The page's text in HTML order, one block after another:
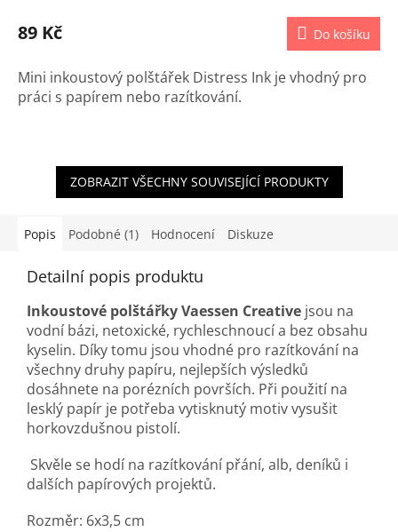
89 Kč Do košíku
Mini inkoustový polštářek Distress Ink je vhodný pro
práci s papírem nebo razítkování.
ZOBRAZIT VŠECHNY SOUVISEJÍCÍ PRODUKTY
Popis Podobné (1) Hodnocení Diskuze
Detailní popis produktu
Inkoustové polštářky Vaessen Creative jsou na
vodní bázi, netoxické, rychleschnoucí a bez obsahu
kyselin. Díky tomu jsou vhodné pro razítkování na
všechny druhy papíru, nejlepších výsledků
dosáhnete na porézních površích. Při použití na
lesklý papír je potřeba vytisknutý motiv vysušit
horkovzdušnou pistolí.
Skvěle se hodí na razítkování přání, alb, deníků i
dalších papírových projektů.
Rozměr: 6x3,5 cm